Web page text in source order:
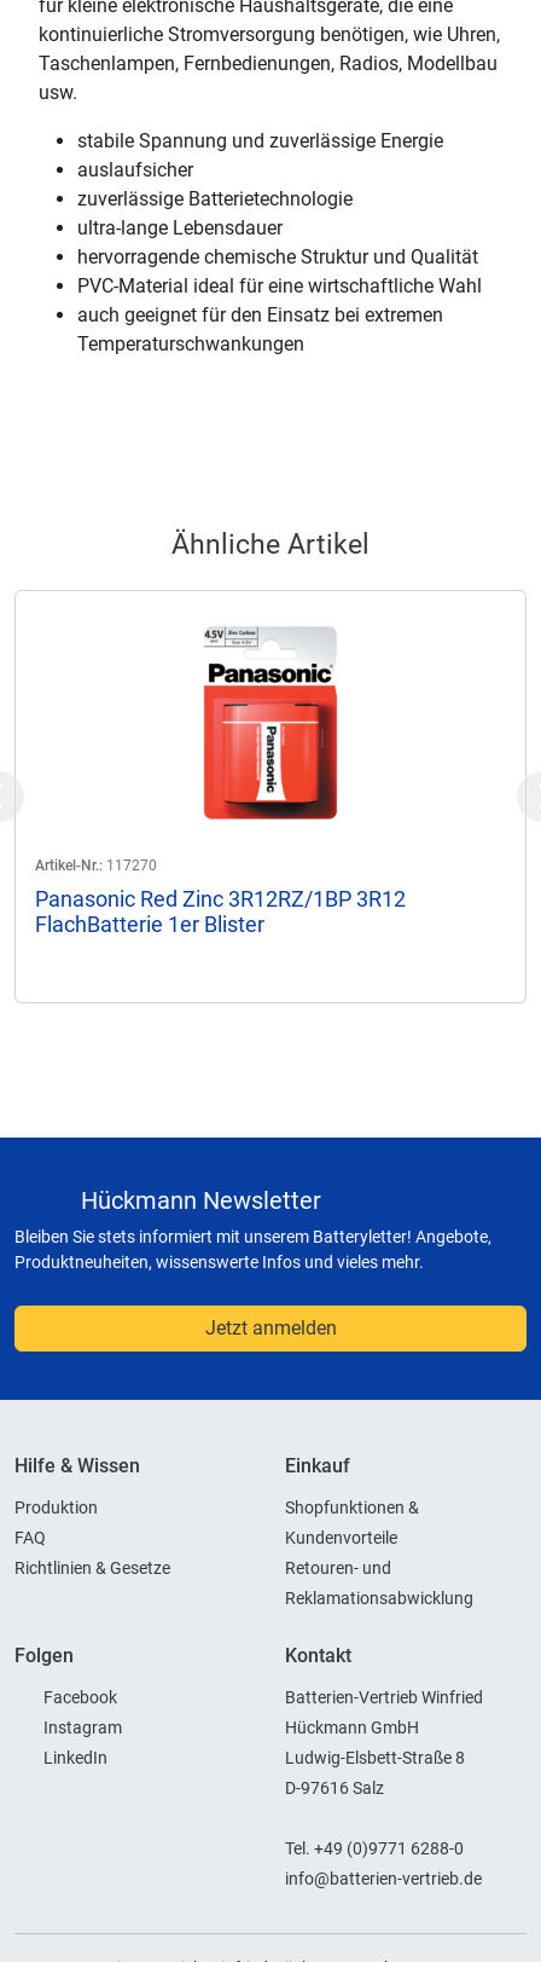
für kleine elektronische Haushaltsgeräte, die eine
kontinuierliche Stromversorgung benötigen, wie Uhren,
Taschenlampen, Fernbedienungen, Radios, Modellbau
usw.
stabile Spannung und zuverlässige Energie
auslaufsicher
zuverlässige Batterietechnologie
ultra-lange Lebensdauer
hervorragende chemische Struktur und Qualität
PVC-Material ideal für eine wirtschaftliche Wahl
auch geeignet für den Einsatz bei extremen
Temperaturschwankungen
Ähnliche Artikel
Artikel-Nr.: 117270
Panasonic Red Zinc 3R12RZ/1BP 3R12
FlachBatterie 1er Blister
Hückmann Newsletter
Bleiben Sie stets informiert mit unserem Batteryletter! Angebote,
Produktneuheiten, wissenswerte Infos und vieles mehr.
Jetzt anmelden
Hilfe & Wissen
Produktion
FAQ
Richtlinien & Gesetze
Einkauf
Shopfunktionen &
Kundenvorteile
Retouren- und
Reklamationsabwicklung
Folgen
Facebook
Instagram
LinkedIn
Kontakt
Batterien-Vertrieb Winfried
Hückmann GmbH
Ludwig-Elsbett-Straße 8
D-97616 Salz
Tel. +49 (0)9771 6288-0
info@batterien-vertrieb.de